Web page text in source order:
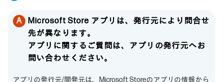
Microsoft Store アプリは、発行元により問合せ
先が異なります。
アプリに関するご質問は、アプリの発行元へお
問い合わせください。
アプリの発行元/開発元は、Microsoft Storeのアプリの情報から